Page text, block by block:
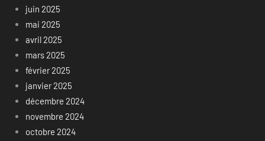
juin 2025
mai 2025
avril 2025
mars 2025
février 2025
janvier 2025
décembre 2024
novembre 2024
octobre 2024